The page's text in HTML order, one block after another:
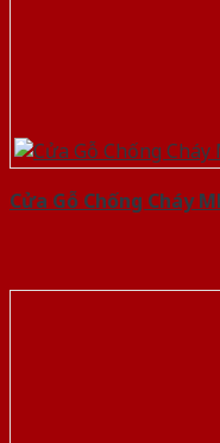
Cửa Gỗ Chống Cháy